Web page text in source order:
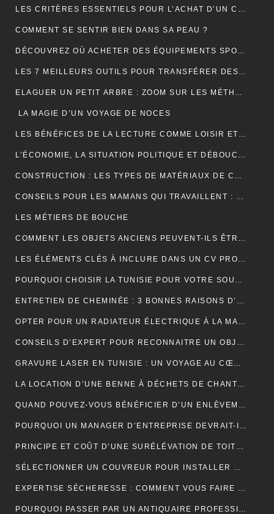
LES CRITÈRES ESSENTIELS POUR L’ACHAT D’UN CÂBLE TYPE 2 POUR VÉHICULES ÉLECTRIQUES
COMMENT SE SENTIR BIEN DANS SA PEAU ?
DÉCOUVREZ OÙ ACHETER DES ÉQUIPEMENTS SPORTIFS DE QUALITÉ EN LIGNE
LES 7 MEILLEURS OUTILS POUR TRANSFÉRER DES DONNÉES D’ANDROID VERS MAC
ELAGUER UN PETIT ARBRE : ZOOM SUR LES MÉTHODES À ADOPTER
LA MAGIE D’UN VOYAGE DE NOCES
LES BÉNÉFICES DE LA LECTURE COMME LOISIR ET SON IMPACT SUR LA COGNITION
L’ÉCONOMIE, LA SITUATION POLITIQUE ET DÉBOUCHÉE
CONSTRUCTION : LES TYPES DE MATÉRIAUX DE CONSTRUCTION UTILISÉS
CONSEILS POUR LES MAMANS QUI TRAVAILLENT : TROUVER UN ÉQUILIBRE ENTRE CARRIÈRE ET VIE FAMILIALE
LES MÉTIERS DE BOUCHE
COMMENT LES OBJETS ANCIENS PEUVENT-ILS ÊTRE UN PLACEMENT FINANCIER INTELLIGENT ?
LES ÉLÉMENTS CLÉS À INCLURE DANS UN CV PROFESSIONNEL POUR ATTIRER LES RECRUTEURS
POURQUOI CHOISIR LA TUNISIE POUR VOTRE SOUS-TRAITANCE INDUSTRIELLE?
ENTRETIEN DE CHEMINÉE : 3 BONNES RAISONS D’OPTER POUR LE RAMONAGE MÉCANIQUE
OPTER POUR UN RADIATEUR ÉLECTRIQUE À LA MAISON
CONSEILS D’EXPERT POUR RECONNAITRE UN OBJET ANCIEN AUTHENTIQUE
GRAVURE LASER EN TUNISIE : UN VOYAGE AU CŒUR DE LA PERSONNALISATION
LA LOCATION D’UNE BENNE À DÉCHETS DE CHANTIER POUR UNE ENTREPRISE
QUAND POUVEZ-VOUS BÉNÉFICIER D’UN ENLÈVEMENT D’ÉPAVE GRATUIT EN FRANCE ? : GUIDE COMPLET
POURQUOI UN MANAGER D’ENTREPRISE DEVRAIT-IL SUIVRE UNE FORMATION EN COMMUNICATION ?
PRINCIPE ET COÛT D’UNE SURÉLÉVATION DE TOITURE
SÉLECTIONNER UN COUVREUR POUR INSTALLER ET ENTRETENIR VOTRE TOIT
EXPERTISE SÉCHERESSE : COMMENT VOUS FAIRE INDEMNISER PAR VOTRE ASSURANCE HABITATION ?
POURQUOI PASSER PAR UN ANTIQUAIRE PROFESSIONNEL ?